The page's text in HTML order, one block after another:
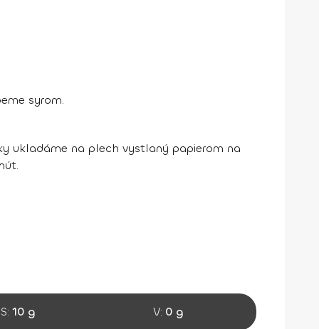
syrom.
ukladáme na plech vystlaný papierom na
S: 10 g V: 0 g